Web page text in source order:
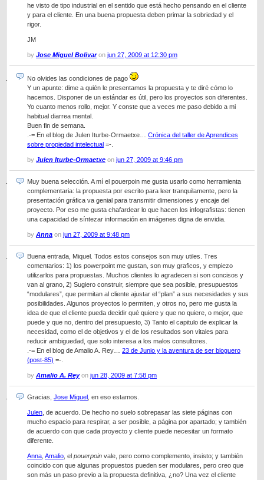
he visto de tipo industrial en el sentido que está hecho pensando en el cliente
y para el cliente. En una buena propuesta deben primar la sobriedad y el
rigor.
JM
by Jose Miguel Bolivaron jun 27, 2009 at 12:30 pm
No olvides las condiciones de pago
Y un apunte: dime a quién le presentamos la propuesta y te diré cómo lo
hacemos. Disponer de un estándar es útil, pero los proyectos son diferentes.
Yo cuanto menos rollo, mejor. Y conste que a veces me paso debido a mi
habitual diarrea mental.
Buen fin de semana.
.-= En el blog de Julen Iturbe-Ormaetxe… Crónica del taller de Aprendices
sobre propiedad intelectual =-.
by Julen Iturbe-Ormaetxe on jun 27, 2009 at 9:46 pm
Muy buena selección. A mí el pouerpoin me gusta usarlo como herramienta
complementaria: la propuesta por escrito para leer tranquilamente, pero la
presentación gráfica va genial para transmitir dimensiones y encaje del
proyecto. Por eso me gusta chafardear lo que hacen los infografistas: tienen
una capacidad de síntezar información en imágenes digna de envidia.
by Anna on jun 27, 2009 at 9:48 pm
Buena entrada, Miquel. Todos estos consejos son muy utiles. Tres
comentarios: 1) los powerpoint me gustan, son muy graficos, y empiezo
utilizarlos para propuestas. Muchos clientes lo agradecen si son concisos y
van al grano, 2) Sugiero construir, siempre que sea posible, presupuestos
“modulares”, que permitan al cliente ajustar el “plan” a sus necesidades y sus
posibilidades. Algunos proyectos lo permiten, y otros no, pero me gusta la
idea de que el cliente pueda decidir qué quiere y que no quiere, o mejor, que
puede y que no, dentro del presupuesto, 3) Tanto el capitulo de explicar la
necesidad, como el de objetivos y el de los resultados son vitales para
reducir ambiguedad, que solo interesa a los malos consultores.
.-= En el blog de Amalio A. Rey… 23 de Junio y la aventura de ser bloguero
(post-85) =-.
by Amalio A. Reyon jun 28, 2009 at 7:58 pm
Gracias, Jose Miguel , en eso estamos.
Julen , de acuerdo. De hecho no suelo sobrepasar las siete páginas con
mucho espacio para respirar, a ser posible, a página por apartado; y también
de acuerdo con que cada proyecto y cliente puede necesitar un formato
diferente.
Anna Amalio , el pouerpoin vale, pero como complemento, insisto; y también
coincido con que algunas propuestos pueden ser modulares, pero creo que
son más un paso previo a la propuesta definitiva, ¿no? Una vez el cliente